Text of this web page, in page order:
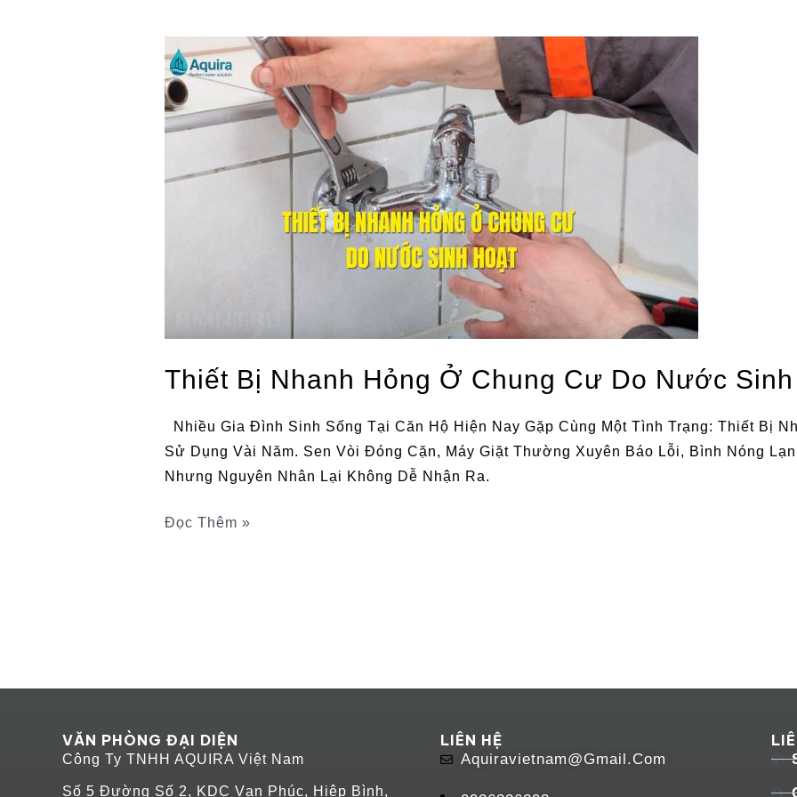
Thiết Bị Nhanh Hỏng Ở Chung Cư Do Nước
Nhiều Gia Đình Sinh Sống Tại Căn Hộ Hiện Nay Gặp Cùng Một Tình Trạng: Thiết Bị
Sử Dụng Vài Năm. Sen Vòi Đóng Cặn, Máy Giặt Thường Xuyên Báo Lỗi, Bình Nóng
Nhưng Nguyên Nhân Lại Không Dễ Nhận Ra.
Thiết
Bị
Nhanh
Hỏng
Chung
Đọc Thêm »
VĂN PHÒNG ĐẠI DIỆN
Công Ty TNHH AQUIRA Việt Nam
Số 5 Đường Số 2, KDC Vạn Phúc, Hiệp Bình,
LIÊN HỆ
Aquiravietnam@gmail.com